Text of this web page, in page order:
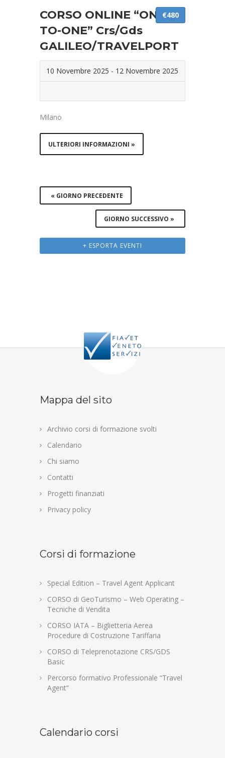
CORSO ONLINE “ONE-
TO-ONE” Crs/Gds
GALILEO/TRAVELPORT
10 Novembre 2025 - 12 Novembre 2025
€480
Milano
ULTERIORI INFORMAZIONI »
« GIORNO PRECEDENTE
GIORNO SUCCESSIVO »
+ ESPORTA EVENTI
Mappa del sito
Archivio corsi di formazione svolti
Calendario
Chi siamo
Contatti
Progetti finanziati
Privacy policy
Corsi di formazione
Special Edition – Travel Agent Applicant
CORSO di GeoTurismo – Web Operating –
Tecniche di Vendita
CORSO IATA – Biglietteria Aerea
Procedure di Costruzione Tariffaria
CORSO di Teleprenotazione CRS/GDS
Basic
Percorso formativo Professionale “Travel
Agent”
Calendario corsi